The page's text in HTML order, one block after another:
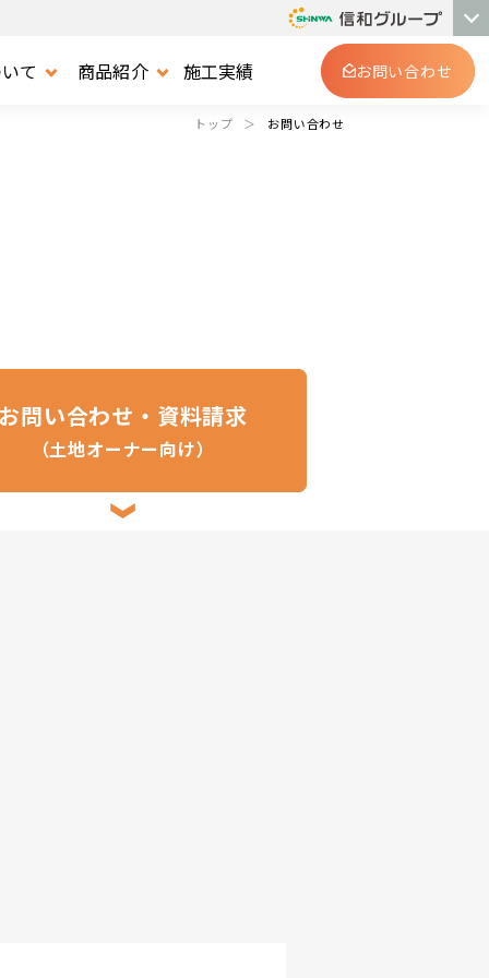
トップ お問い合わせ
て 商品紹介 施工実績 お問い合わせ
お問い合わせ・資料請求
（土地オーナー向け）